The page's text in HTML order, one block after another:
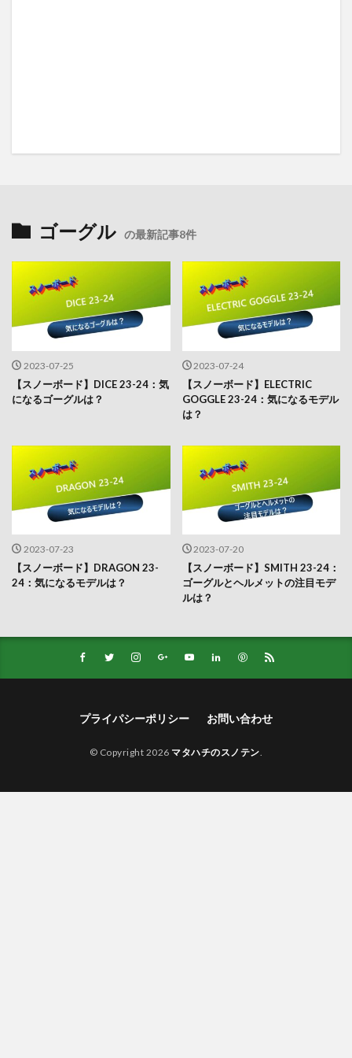
ゴーグル の最新記事8件
2023-07-25
【スノーボード】DICE 23-24：気
になるゴーグルは？
2023-07-24
【スノーボード】ELECTRIC
GOGGLE 23-24：気になるモデル
は？
2023-07-23
【スノーボード】DRAGON 23-
24：気になるモデルは？
2023-07-20
【スノーボード】SMITH 23-24：
ゴーグルとヘルメットの注目モデ
ルは？
プライパシーポリシー お問い合わせ
© Copyright 2026 マタハチのスノテン